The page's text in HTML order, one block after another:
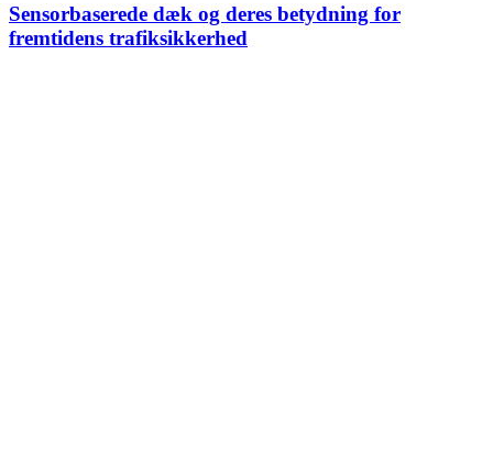
Sensorbaserede dæk og deres betydning for
fremtidens trafiksikkerhed